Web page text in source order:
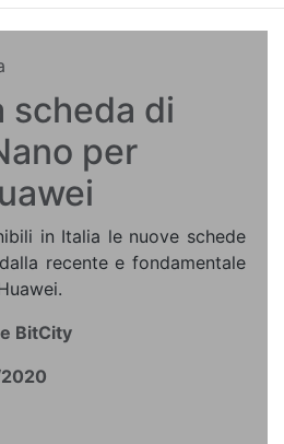
scheda di
per
in Italia le nuove schede
recente e fondamentale
BitCity